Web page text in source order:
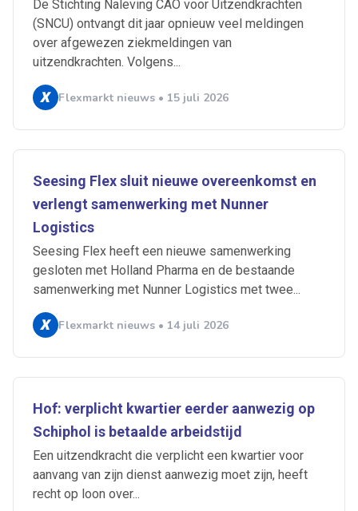
De Stichting Naleving CAO voor Uitzendkrachten
(SNCU) ontvangt dit jaar opnieuw veel meldingen
over afgewezen ziekmeldingen van
uitzendkrachten. Volgens...
Flexmarkt nieuws • 15 juli 2026
Seesing Flex sluit nieuwe overeenkomst en
verlengt samenwerking met Nunner
Logistics
Seesing Flex heeft een nieuwe samenwerking
gesloten met Holland Pharma en de bestaande
samenwerking met Nunner Logistics met twee...
Flexmarkt nieuws • 14 juli 2026
Hof: verplicht kwartier eerder aanwezig op
Schiphol is betaalde arbeidstijd
Een uitzendkracht die verplicht een kwartier voor
aanvang van zijn dienst aanwezig moet zijn, heeft
recht op loon over...